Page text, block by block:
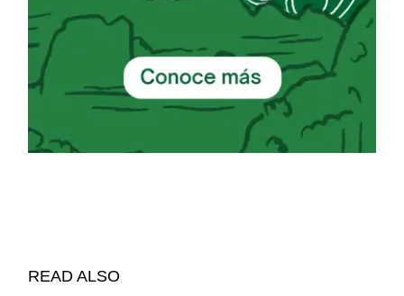
READ ALSO